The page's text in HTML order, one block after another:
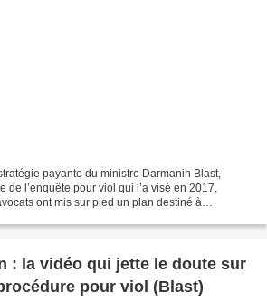
payante du ministre Darmanin Blast,
de l’enquête pour viol qui l’a visé en 2017,
ont mis sur pied un plan destiné à
: la vidéo qui jette le doute sur
pour viol (Blast)